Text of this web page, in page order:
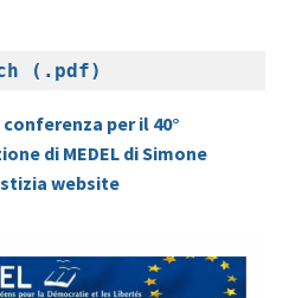
(.pdf)
per il 40°
di MEDEL di Simone
website